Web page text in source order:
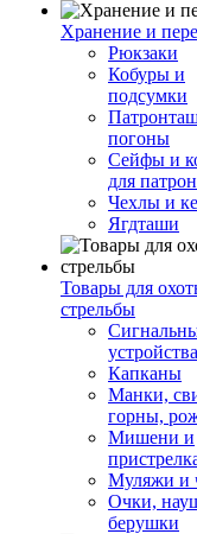
Хранение и
Рюкзаки
Кобуры и
подсумки
погоны
Сейфы и
для
Чехлы и
Ягдташи
Товары для
стрельбы
устройства
Капканы
Манки,
горны,
Мишени и
Муляжи и
Очки,
берушки